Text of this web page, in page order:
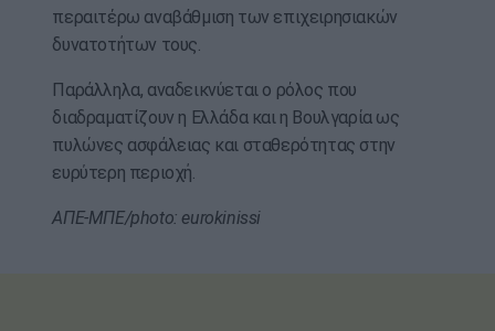
περαιτέρω αναβάθμιση των επιχειρησιακών
δυνατοτήτων τους.
Παράλληλα, αναδεικνύεται ο ρόλος που
διαδραματίζουν η Ελλάδα και η Βουλγαρία ως
πυλώνες ασφάλειας και σταθερότητας στην
ευρύτερη περιοχή.
ΑΠΕ-ΜΠΕ/photo: eurokinissi